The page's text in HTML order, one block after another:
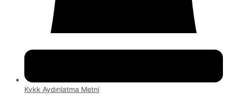
Kvkk Aydınlatma Metni